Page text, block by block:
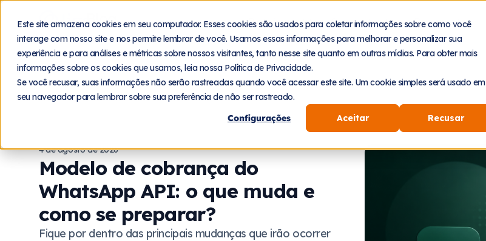
Este site armazena cookies em seu computador. Esses cookies são usados para coletar informações sobre como você
interage com nosso site e nos permite lembrar de você. Usamos essas informações para melhorar e personalizar sua
experiência e para análises e métricas sobre nossos visitantes, tanto nesse site quanto em outras mídias. Para obter mais
informações sobre os cookies que usamos, leia nossa Política de Privacidade.
Se você recusar, suas informações não serão rastreadas quando você acessar este site. Um cookie simples será usado em
seu navegador para lembrar sobre sua preferência de não ser rastreado.
Configurações
Aceitar Recusar
Blog Plataforma Segmentos Recursos
4 de agosto de 2026
Modelo de cobrança do
WhatsApp API: o que muda e
como se preparar?
Fique por dentro das principais mudanças que irão ocorrer